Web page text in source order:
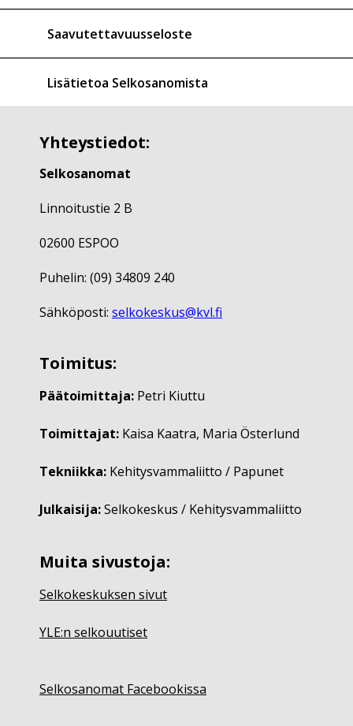
Saavutettavuusseloste
Lisätietoa Selkosanomista
Yhteystiedot:
Selkosanomat
Linnoitustie 2 B
02600 ESPOO
Puhelin: (09) 34809 240
Sähköposti: selkokeskus@kvl.fi
Toimitus:
Päätoimittaja: Petri Kiuttu
Toimittajat: Kaisa Kaatra, Maria Österlund
Tekniikka: Kehitysvammaliitto / Papunet
Julkaisija:Selkokeskus / Kehitysvammaliitto
Muita sivustoja:
Selkokeskuksen sivut
YLE:n selkouutiset
Selkosanomat Facebookissa